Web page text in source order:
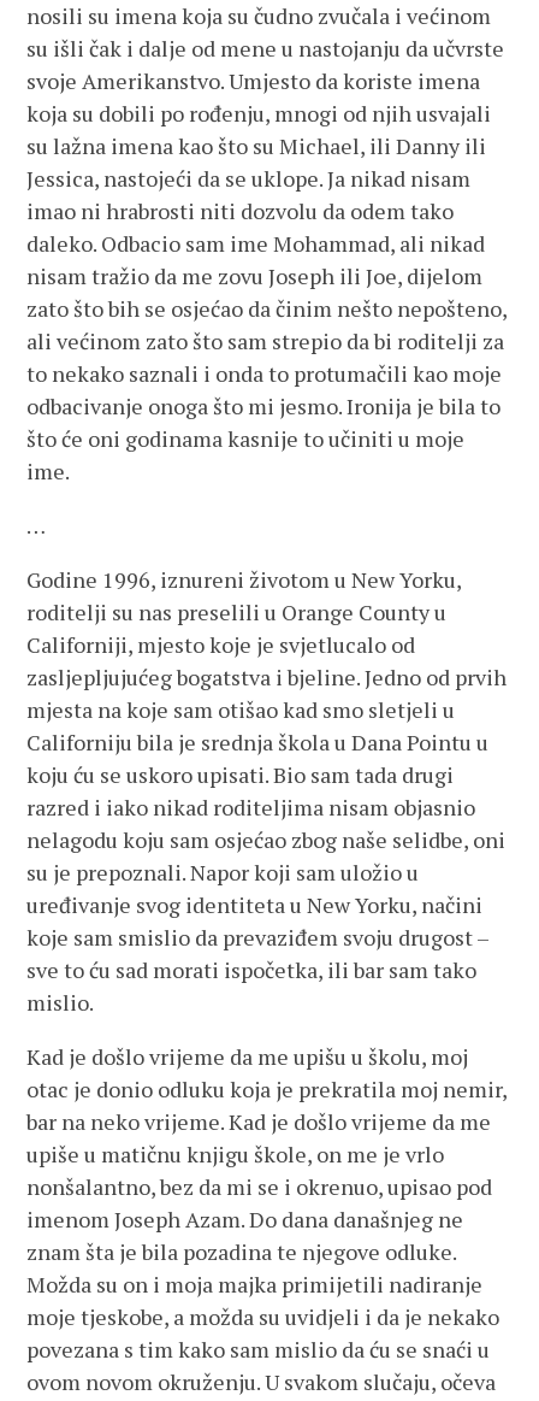
nosili su imena koja su čudno zvučala i većinom
su išli čak i dalje od mene u nastojanju da učvrste
svoje Amerikanstvo. Umjesto da koriste imena
koja su dobili po rođenju, mnogi od njih usvajali
su lažna imena kao što su Michael, ili Danny ili
Jessica, nastojeći da se uklope. Ja nikad nisam
imao ni hrabrosti niti dozvolu da odem tako
daleko. Odbacio sam ime Mohammad, ali nikad
nisam tražio da me zovu Joseph ili Joe, dijelom
zato što bih se osjećao da činim nešto nepošteno,
ali većinom zato što sam strepio da bi roditelji za
to nekako saznali i onda to protumačili kao moje
odbacivanje onoga što mi jesmo. Ironija je bila to
što će oni godinama kasnije to učiniti u moje
ime.
…
Godine 1996, iznureni životom u New Yorku,
roditelji su nas preselili u Orange County u
Californiji, mjesto koje je svjetlucalo od
zasljepljujućeg bogatstva i bjeline. Jedno od prvih
mjesta na koje sam otišao kad smo sletjeli u
Californiju bila je srednja škola u Dana Pointu u
koju ću se uskoro upisati. Bio sam tada drugi
razred i iako nikad roditeljima nisam objasnio
nelagodu koju sam osjećao zbog naše selidbe, oni
su je prepoznali. Napor koji sam uložio u
uređivanje svog identiteta u New Yorku, načini
koje sam smislio da prevaziđem svoju drugost –
sve to ću sad morati ispočetka, ili bar sam tako
mislio.
Kad je došlo vrijeme da me upišu u školu, moj
otac je donio odluku koja je prekratila moj nemir,
bar na neko vrijeme. Kad je došlo vrijeme da me
upiše u matičnu knjigu škole, on me je vrlo
nonšalantno, bez da mi se i okrenuo, upisao pod
imenom Joseph Azam. Do dana današnjeg ne
znam šta je bila pozadina te njegove odluke.
Možda su on i moja majka primijetili nadiranje
moje tjeskobe, a možda su uvidjeli i da je nekako
povezana s tim kako sam mislio da ću se snaći u
ovom novom okruženju. U svakom slučaju, očeva